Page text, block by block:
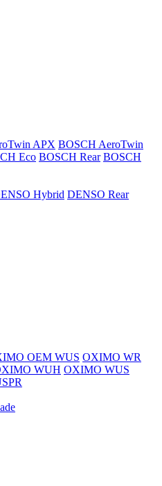
APX BOSCH AeroTwin
Eco BOSCH Rear BOSCH
Hybrid DENSO Rear
OEM WUS OXIMO WR
WUH OXIMO WUS